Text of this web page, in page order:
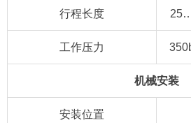
行程长度
工作压力
机械安装
安装位置